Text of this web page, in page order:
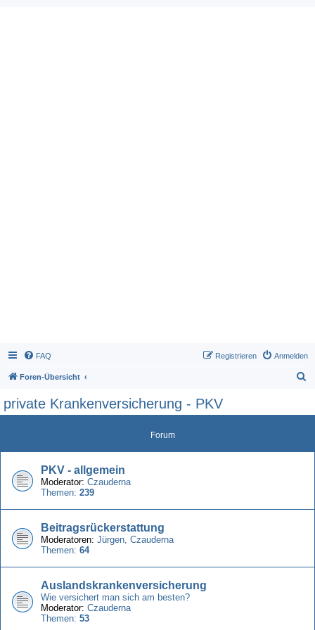
FAQ Anmelden
Registrieren
Foren-Übersicht
private Krankenversicherung - PKV
Forum
PKV - allgemein
Moderator: Czauderna
Themen: 239
Beitragsrückerstattung
Moderatoren: Jürgen, Czauderna
Themen: 64
Auslandskrankenversicherung
Wie versichert man sich am besten?
Moderator: Czauderna
Themen: 53